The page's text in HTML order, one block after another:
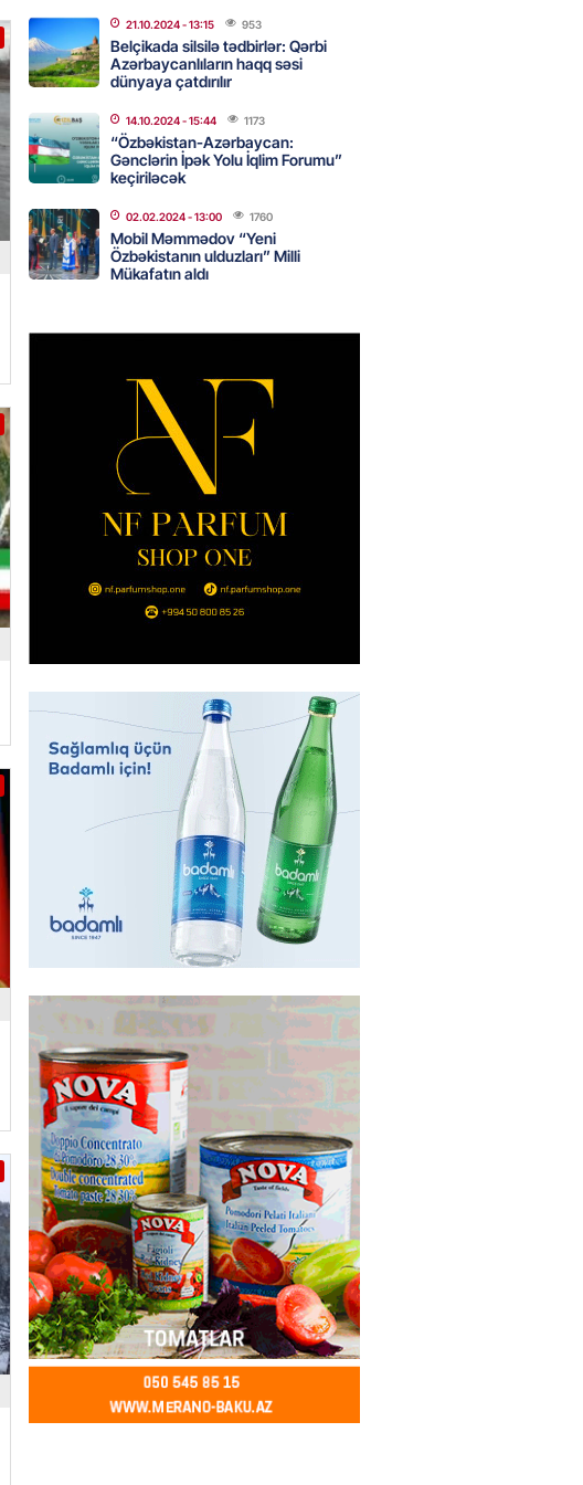
Azərbaycanda sabah 39 dərəcə isti
olacaq
07.08.2026- 14:30
REKLAM
Birbank Biznes-dən mikro biznes
kreditinə 5%-dək endirim
07.08.2026- 14:28
HADISƏ
- 14:15
Kartdan karta istədiyiniz qədər
köçürmə edə bilərsiniz – VİDEO
07.08.2026- 14:00
Mişustin avtomobildə Paşinyana nə
Prezidentdən Abel Məhərrəmovun oğlu
ilə bağlı SƏRƏNCAM
96
Prezidentdən Xəzər Fərhadov ilə bağlı
SƏRƏNCAM
07.08.2026- 13:15 75
Azərbaycanda Media və Yayım Şurası
yaradıldı
07.08.2026- 13:00
GÜNDƏM
Aytən Abdullayevaya yüksək vəzifə
verildi
07.08.2026- 12:45 93
GÜNDƏM
Paşinyan İssık-Kul gölündən gəzinti
videosunu paylaşıb
07.08.2026- 12:30 70
Sabunçu rayonunda 70 min manat
21.10.2024- 13:15 953
Belçikada silsilə tədbirlər: Qərbi
Azərbaycanlıların haqq səsi
dünyaya çatdırılır
14.10.2024- 15:44 1173
“Özbəkistan-Azərbaycan:
Gənclərin İpək Yolu İqlim Forumu”
keçiriləcək
02.02.2024- 13:00 1760
Mobil Məmmədov “Yeni
Özbəkistanın ulduzları” Milli
Mükafatın aldı